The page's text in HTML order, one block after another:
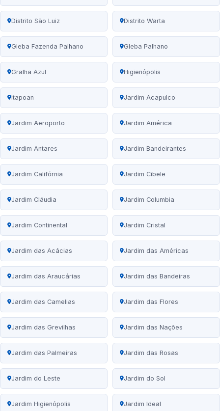
Distrito São Luiz Distrito Warta
Gleba Fazenda Palhano Gleba Palhano
Gralha Azul Higienópolis
Itapoan Jardim Acapulco
Jardim Aeroporto Jardim América
Jardim Antares Jardim Bandeirantes
Jardim Califórnia Jardim Cibele
Jardim Cláudia Jardim Columbia
Jardim Continental Jardim Cristal
Jardim das Acácias Jardim das Américas
Jardim das Araucárias Jardim das Bandeiras
Jardim das Camelias Jardim das Flores
Jardim das Grevilhas Jardim das Nações
Jardim das Palmeiras Jardim das Rosas
Jardim do Leste Jardim do Sol
Jardim Higienópolis Jardim Ideal